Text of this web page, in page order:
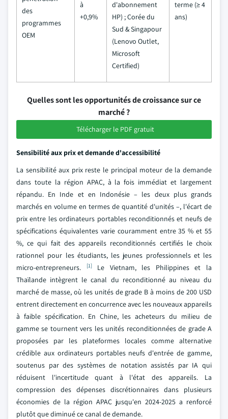
des
programmes
OEM
à
+0,9%
d'abonnement
HP) ; Corée du
Sud & Singapour
(Lenovo Outlet,
Microsoft
Certified)
terme (≥ 4
ans)
Quelles sont les opportunités de croissance sur ce
marché ?
Télécharger le PDF gratuit
Sensibilité aux prix et demande d'accessibilité
La sensibilité aux prix reste le principal moteur de la demande
dans toute la région APAC, à la fois immédiat et largement
répandu. En Inde et en Indonésie – les deux plus grands
marchés en volume en termes de quantité d'unités –, l'écart de
prix entre les ordinateurs portables reconditionnés et neufs de
spécifications équivalentes varie couramment entre 35 % et 55
%, ce qui fait des appareils reconditionnés certifiés le choix
rationnel pour les étudiants, les jeunes professionnels et les
micro-entrepreneurs.
[1]Le Vietnam, les Philippines et la
Thaïlande intègrent le canal du reconditionné au niveau du
marché de masse, où les unités de grade B à moins de 200 USD
entrent directement en concurrence avec les nouveaux appareils
à faible spécification. En Chine, les acheteurs du milieu de
gamme se tournent vers les unités reconditionnées de grade A
proposées par les plateformes locales comme alternative
crédible aux ordinateurs portables neufs d'entrée de gamme,
soutenus par des systèmes de notation assistés par IA qui
réduisent l'incertitude quant à l'état des appareils. La
compression des dépenses discrétionnaires dans plusieurs
économies de la région APAC jusqu'en 2024-2025 a renforcé
plutôt que diminué ce canal de demande.